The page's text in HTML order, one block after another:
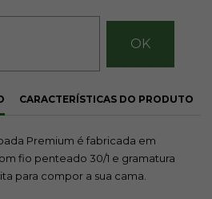
CARACTERÍSTICAS DO PRODUTO
Premium é fabricada em
fio penteado 30/1 e gramatura
para compor a sua cama.